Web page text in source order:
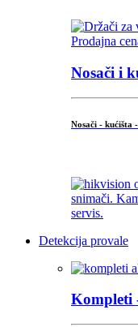
Nosači i
Nosači - kućišta
Detekcija provale
Kompleti